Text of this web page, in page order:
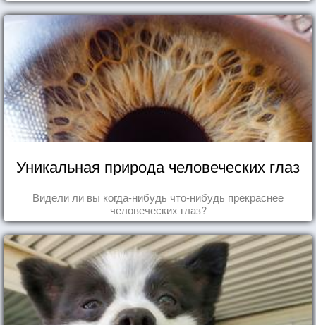
Уникальная природа человеческих глаз
Видели ли вы когда-нибудь что-нибудь прекраснее
человеческих глаз?